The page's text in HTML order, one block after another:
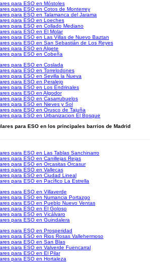
para ESO en Móstoles
para ESO en Cotos de Monterrey
para ESO en Talamanca del Jarama
para ESO en Loeches
para ESO en Collado Mediano
para ESO en El Molar
para ESO en Las Villas de Nuevo Baztan
para ESO en San Sebastián de Los Reyes
para ESO en Algete
para ESO en Cobeña
para ESO en Coslada
para ESO en Torrelodones
para ESO en Sevilla la Nueva
para ESO en Peralejo
para ESO en Los Endrinales
para ESO en Algodor
para ESO en Casarrubuelos
para ESO en Nieves y Sol
para ESO en Orusco de Tajuña
para ESO en Urbanizacion El Bosque
para ESO en los principales barrios de Madrid
para ESO en Las Tablas Sanchinarro
para ESO en Canillejas Rejas
para ESO en Orcasitas Orcasur
para ESO en Vallecas
para ESO en Ciudad Lineal
para ESO en Pacífico La Estrella
para ESO en Villaverde
para ESO en Numancia Portazgo
para ESO en Pueblo Nuevo Ventas
para ESO en El Goloso
para ESO en Vicálvaro
para ESO en Guindalera
para ESO en Prosperidad
para ESO en Rios Rosas Vallehermoso
para ESO en San Blas
para ESO en Valverde Fuencarral
para ESO en El Pilar
para ESO en Hortaleza